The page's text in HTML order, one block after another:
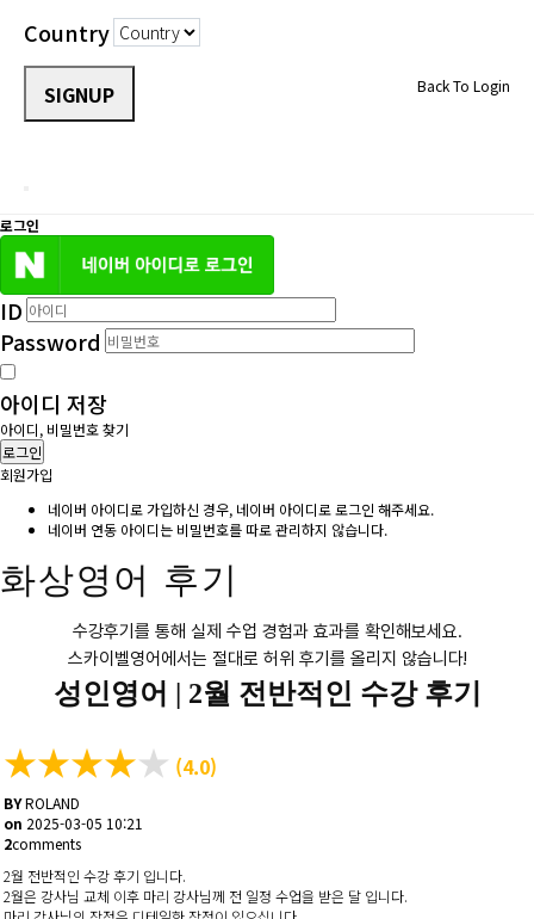
Country
SIGNUP Back To Login
로그인
ID
Password
아이디 저장
아이디, 비밀번호 찾기
로그인
회원가입
네이버 아이디로 가입하신 경우, 네이버 아이디로 로그인 해주세요.
네이버 연동 아이디는 비밀번호를 따로 관리하지 않습니다.
화상영어 후기
수강후기를 통해 실제 수업 경험과 효과를 확인해보세요.
스카이벨영어에서는 절대로 허위 후기를 올리지 않습니다!
성인영어 | 2월 전반적인 수강 후기
★★★★★ (4.0)
BYROLAND
on 2025-03-05 10:21
2comments
2월 전반적인 수강 후기 입니다.
2월은 강사님 교체 이후 마리 강사님께 전 일정 수업을 받은 달 입니다.